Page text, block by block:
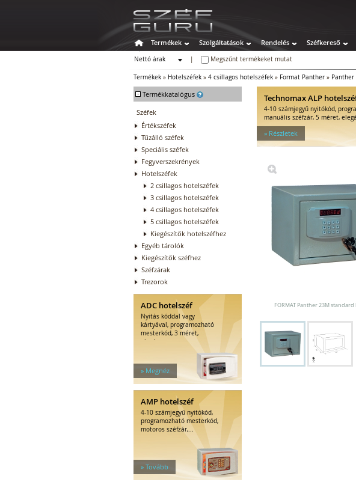
Termékek Szolgáltatások Rendelés Széfkereső
Nettó árak
Megszűnt termékeket mutat
Termékek » Hotelszéfek » 4 csillagos hotelszéfek » Format Panther » Panther
- Termékkatalógus
Széfek
Értékszéfek
Tűzálló széfek
Speciális széfek
Fegyverszekrények
Hotelszéfek
2 csillagos hotelszéfek
3 csillagos hotelszéfek
4 csillagos hotelszéfek
5 csillagos hotelszéfek
Kiegészítők hotelszéfhez
Egyéb tárolók
Kiegészítők széfhez
Széfzárak
Trezorok
ADC hotelszéf
Nyitás kóddal vagy
kártyával, programozható
mesterkód, 3 méret,
elegáns...
» Megnéz
AMP hotelszéf
4-10 számjegyű nyitókód,
programozható mesterkód,
motoros széfzár,...
» Tovább
Technomax ALP
4-10 számjegyű nyitókód,
manuális széfzár, 5 méret,
» Részletek
FORMAT Panther 23M standard